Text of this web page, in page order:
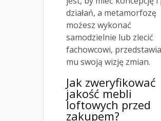
działań, a metamorfozę
możesz wykonać
samodzielnie lub zlecić
fachowcowi,
mu swoją wizję zmian.
Jak zweryfikować
jakość mebli
loftowych przed
zakupem?